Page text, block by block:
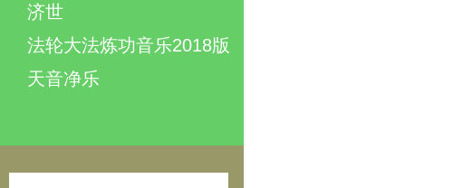
济世
法轮大法炼功音乐2018版
天音净乐